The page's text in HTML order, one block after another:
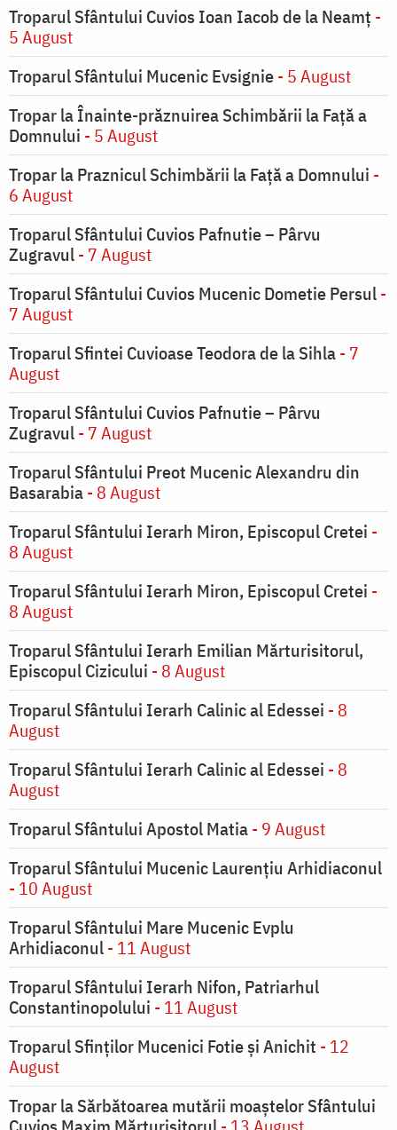
Troparul Sfântului Cuvios Ioan Iacob de la Neamț -
5 August
Troparul Sfântului Mucenic Evsignie- 5 August
Tropar la Înainte-prăznuirea Schimbării la Faţă a
Domnului - 5 August
Tropar la Praznicul Schimbării la Faţă a Domnului -
6 August
Troparul Sfântului Cuvios Pafnutie – Pârvu
Zugravul- 7 August
Troparul Sfântului Cuvios Mucenic Dometie Persul-
7 August
Troparul Sfintei Cuvioase Teodora de la Sihla- 7
August
Troparul Sfântului Cuvios Pafnutie – Pârvu
Zugravul- 7 August
Troparul Sfântului Preot Mucenic Alexandru din
Basarabia- 8 August
Troparul Sfântului Ierarh Miron, Episcopul Cretei -
8 August
Troparul Sfântului Ierarh Miron, Episcopul Cretei -
8 August
Troparul Sfântului Ierarh Emilian Mărturisitorul,
Episcopul Cizicului - 8 August
Troparul Sfântului Ierarh Calinic al Edessei - 8
August
Troparul Sfântului Ierarh Calinic al Edessei - 8
August
Troparul Sfântului Apostol Matia- 9 August
Troparul Sfântului Mucenic Laurențiu Arhidiaconul
- 10 August
Troparul Sfântului Mare Mucenic Evplu
Arhidiaconul- 11 August
Troparul Sfântului Ierarh Nifon, Patriarhul
Constantinopolului - 11 August
Troparul Sfinţilor Mucenici Fotie şi Anichit - 12
August
Tropar la Sărbătoarea mutării moaştelor Sfântului